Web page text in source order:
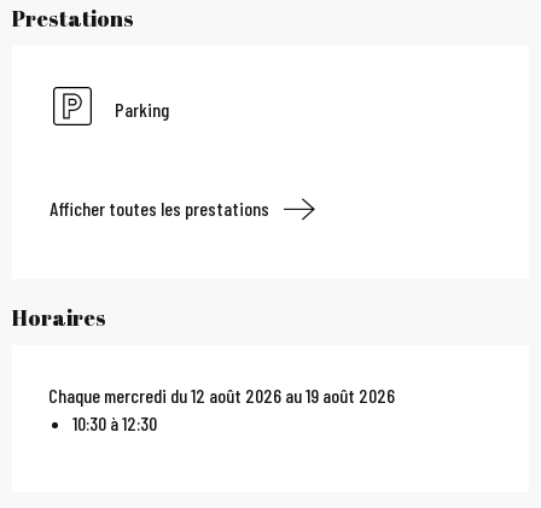
Prestations
Parking
Afficher toutes les prestations
Horaires
Chaque mercredi du 12 août 2026 au 19 août 2026
10:30 à 12:30